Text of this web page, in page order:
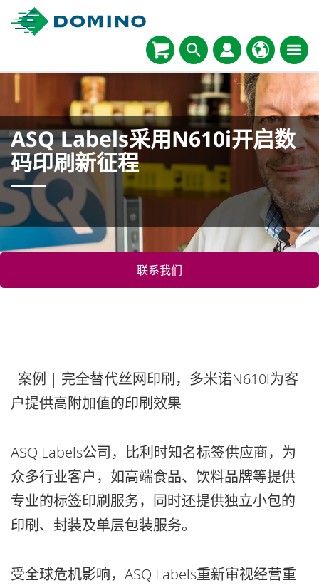
ASQ Labels采用N610i开启数
码印刷新征程
联系我们
案例 | 完全替代丝网印刷，多米诺N610i为客
户提供高附加值的印刷效果
ASQ Labels公司，比利时知名标签供应商，为
众多行业客户，如高端食品、饮料品牌等提供
专业的标签印刷服务，同时还提供独立小包的
印刷、封装及单层包装服务。
受全球危机影响，ASQ Labels重新审视经营重